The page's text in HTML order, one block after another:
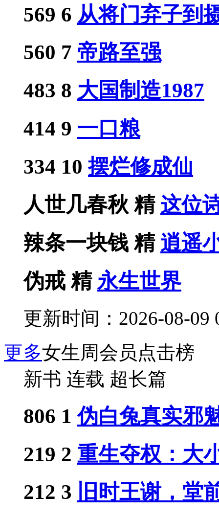
569 6 从将门弃子到
560 7 帝路至强
483 8 大国制造1987
414 9 一口粮
334 10 摆烂修成仙
人世几春秋精 这位
辣条一块钱精 逍遥
伪戒精 永生世界
更新时间：2026-08-09
更多女生周会员点击榜
新书 连载 超长篇
806 1 伪白兔真实邪
219 2 重生夺权：大
212 3
旧时王谢，堂